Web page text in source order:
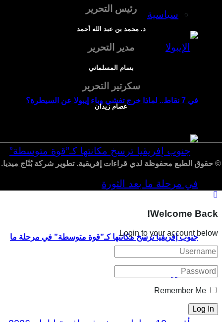
سياسية
في 7 نقاط.. لماذا خرج تفشي وباء إيبولا عن السيطرة؟
جنوب إفريقيا ترسخ مكانتها كـ”قوة متوسطة” في مرحلة ما
بعد الثورة
رئيس التحرير
د. محمد بن عبد الله أحمد
مدير التحرير
بسام المسلماني
سكرتير التحرير
عصام زيدان
حقوق الطبع محفوظة لديقراءات إفريقية. تطوير شركةبُنّاج ميديا.
Welcome Back!
Login to your account below
Remember Me